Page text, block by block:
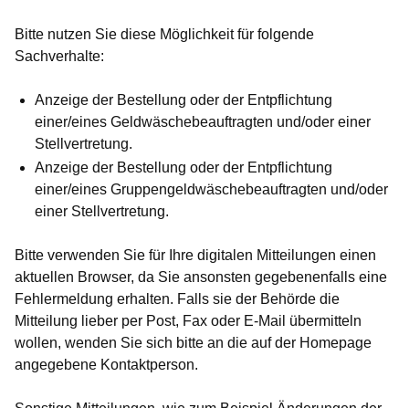
Bitte nutzen Sie diese Möglichkeit für folgende
Sachverhalte:
Anzeige der Bestellung oder der Entpflichtung
einer/eines Geldwäschebeauftragten und/oder einer
Stellvertretung.
Anzeige der Bestellung oder der Entpflichtung
einer/eines Gruppengeldwäschebeauftragten und/oder
einer Stellvertretung.
Bitte verwenden Sie für Ihre digitalen Mitteilungen einen
aktuellen Browser, da Sie ansonsten gegebenenfalls eine
Fehlermeldung erhalten. Falls sie der Behörde die
Mitteilung lieber per Post, Fax oder E-Mail übermitteln
wollen, wenden Sie sich bitte an die auf der Homepage
angegebene Kontaktperson.